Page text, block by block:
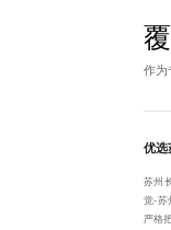
作为
苏州
觉-苏
严格